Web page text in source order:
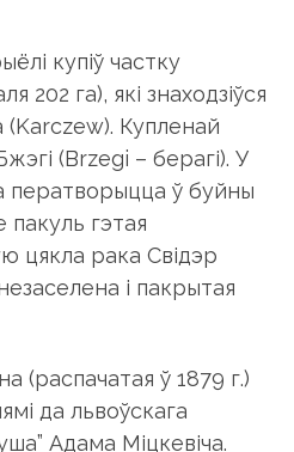
купіў частку
202 га), які знаходзіўся
(Karczew). Купленай
(Brzegi – берагі). У
ператворыцца ў буйны
гэтая
цякла рака Свідэр
і пакрытая
(распачатая ў 1879 г.)
да львоўскага
Адама Міцкевіча.